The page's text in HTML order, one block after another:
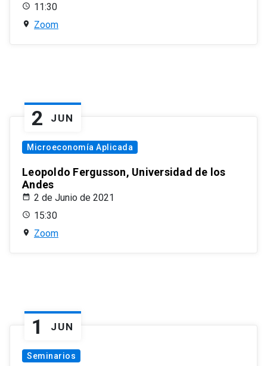
11:30
Zoom
2 JUN
Microeconomía Aplicada
Leopoldo Fergusson, Universidad de los
Andes
2 de Junio de 2021
15:30
Zoom
1 JUN
Seminarios